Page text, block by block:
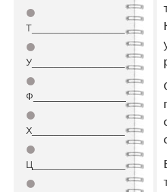
⚫
Т_________________
⚫
У_________________
⚫
Ф_________________
⚫
Х_________________
⚫
Ц_________________
⚫